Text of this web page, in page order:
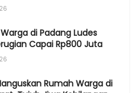
di Padang Ludes
Capai Rp800 Juta
Rumah Warga di